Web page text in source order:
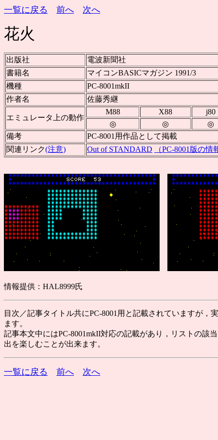
一覧に戻る 前へ 次へ
花火
出版社
電波新聞社
書籍名
マイコンBASICマガジン 1991/3
機種
PC-8001mkII
作者名
佐藤秀継
エミュレータ上の動作
M88 X88
j80
◎
◎
◎
備考
PC-8001用作品として掲載
関連リンク(注意) Out of STANDARD （PC-8001版の情
情報提供：HAL8999氏
目次／記事タイトル共にPC-8001用と記載されていますが
ます。
記事本文中にはPC-8001mkII対応の記載があり，リストの該
出を楽しむことが出来ます。
一覧に戻る 前へ 次へ